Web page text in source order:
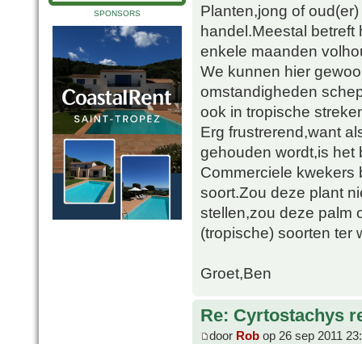
SPONSORS
Planten,jong of
handel.Meestal
enkele maanden
We kunnen hier
omstandigheden
ook in tropische
Erg frustrerend,want
gehouden wordt,is het
Commerciele
soort.Zou deze plant
stellen,zou deze palm
(tropische) soorten ter
Groet,Ben
Re: Cyrtostachys
door Rob op 26 sep 2011